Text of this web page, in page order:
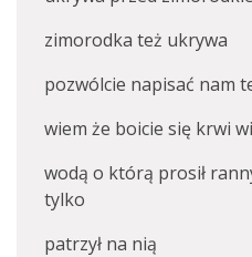
zimorodka też ukrywa
pozwólcie napisać nam
wiem że boicie się krwi
wodą o którą prosił
tylko
patrzył na nią